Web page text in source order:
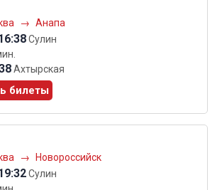
→ Анапа
Сулин
Ахтырская
билеты
→ Новороссийск
Сулин